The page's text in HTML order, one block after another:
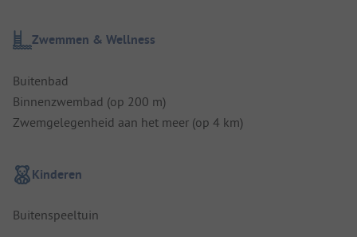
Zwemmen & Wellness
Buitenbad
Binnenzwembad (op 200 m)
Zwemgelegenheid aan het meer (op 4 km)
Kinderen
Buitenspeeltuin